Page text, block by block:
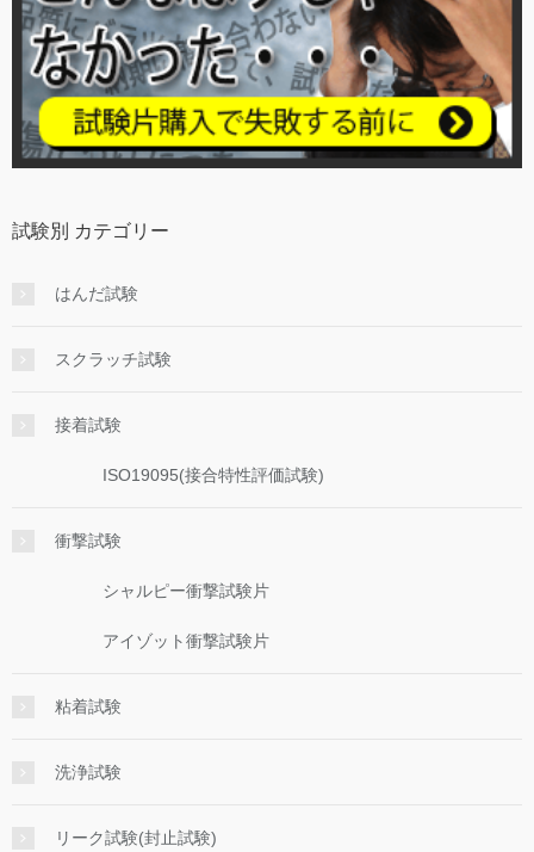
試験別 カテゴリー
はんだ試験
スクラッチ試験
接着試験
ISO19095(接合特性評価試験)
衝撃試験
シャルピー衝撃試験片
アイゾット衝撃試験片
粘着試験
洗浄試験
リーク試験(封止試験)